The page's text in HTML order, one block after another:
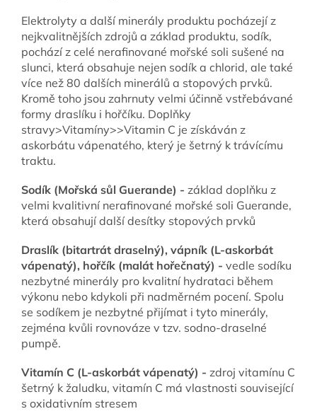
Elektrolyty a další minerály produktu pocházejí z
nejkvalitnějších zdrojů a základ produktu, sodík,
pochází z celé nerafinované mořské soli sušené na
slunci, která obsahuje nejen sodík a chlorid, ale také
více než 80 dalších minerálů a stopových prvků.
Kromě toho jsou zahrnuty velmi účinně vstřebávané
formy draslíku i hořčíku. Doplňky
stravy>Vitamíny>>Vitamin C je získáván z
askorbátu vápenatého, který je šetrný k trávícímu
traktu.
Sodík (Mořská sůl Guerande) - základ doplňku z
velmi kvalitivní nerafinované mořské soli Guerande,
která obsahují další desítky stopových prvků
Draslík (bitartrát draselný), vápník (L-askorbát
vápenatý), hořčík (malát hořečnatý) - vedle sodíku
nezbytné minerály pro kvalitní hydrataci během
výkonu nebo kdykoli při nadměrném pocení. Spolu
se sodíkem je nezbytné přijímat i tyto minerály,
zejména kvůli rovnováze v tzv. sodno-draselné
pumpě.
Vitamín C (L-askorbát vápenatý) - zdroj vitamínu C
šetrný k žaludku, vitamín C má vlastnosti související
s oxidativním stresem